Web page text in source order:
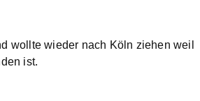
wollte wieder nach Köln ziehen weil
ist.